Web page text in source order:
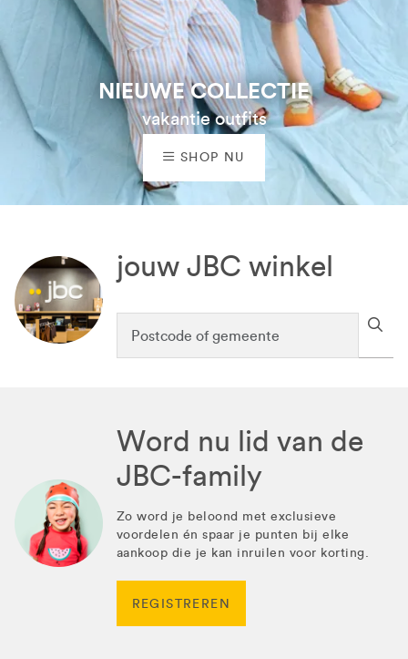
NIEUWE COLLECTIE
vakantie outfits
SHOP NU
jouw JBC winkel
Word nu lid van de
JBC-family
Zo word je beloond met exclusieve
voordelen én spaar je punten bij elke
aankoop die je kan inruilen voor korting.
REGISTREREN